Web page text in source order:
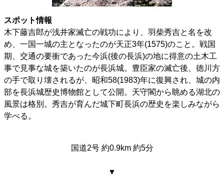
スポット情報
木下藤吉郎が浅井家滅亡の戦功により、羽柴秀吉と名を改
め、一国一城の主となったのが天正3年(1575)のこと。戦国
期、交通の要衝であった今浜(後の長浜)の地に得意の土木工
事で見事な城を築いたのが長浜城。豊臣家の滅亡後、徳川方
の手で取り壊されるが、昭和58(1983)年に復興され、城の内
部を長浜城歴史博物館として公開。天守閣から眺める湖北の
風景は格別。秀吉が育んだ城下町長浜の歴史を楽しみながら
学べる。
国道2号 約0.9km 約5分
▼